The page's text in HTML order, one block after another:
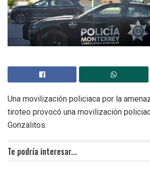
Una movilización policiaca por la
tiroteo provocó una movilización
Gonzalitos.
Te podría interesar...